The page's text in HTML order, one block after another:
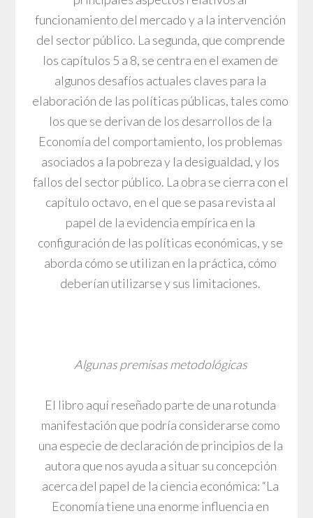
funcionamiento del mercado y a la intervención
del sector público. La segunda, que comprende
los capítulos 5 a 8, se centra en el examen de
algunos desafíos actuales claves para la
elaboración de las políticas públicas, tales como
los que se derivan de los desarrollos de la
Economía del comportamiento, los problemas
asociados a la pobreza y la desigualdad, y los
fallos del sector público. La obra se cierra con el
capítulo octavo, en el que se pasa revista al
papel de la evidencia empírica en la
configuración de las políticas económicas, y se
aborda cómo se utilizan en la práctica, cómo
deberían utilizarse y sus limitaciones.
Algunas premisas metodológicas
El libro aquí reseñado parte de una rotunda
manifestación que podría considerarse como
una especie de declaración de principios de la
autora que nos ayuda a situar su concepción
acerca del papel de la ciencia económica: “La
Economía tiene una enorme influencia en